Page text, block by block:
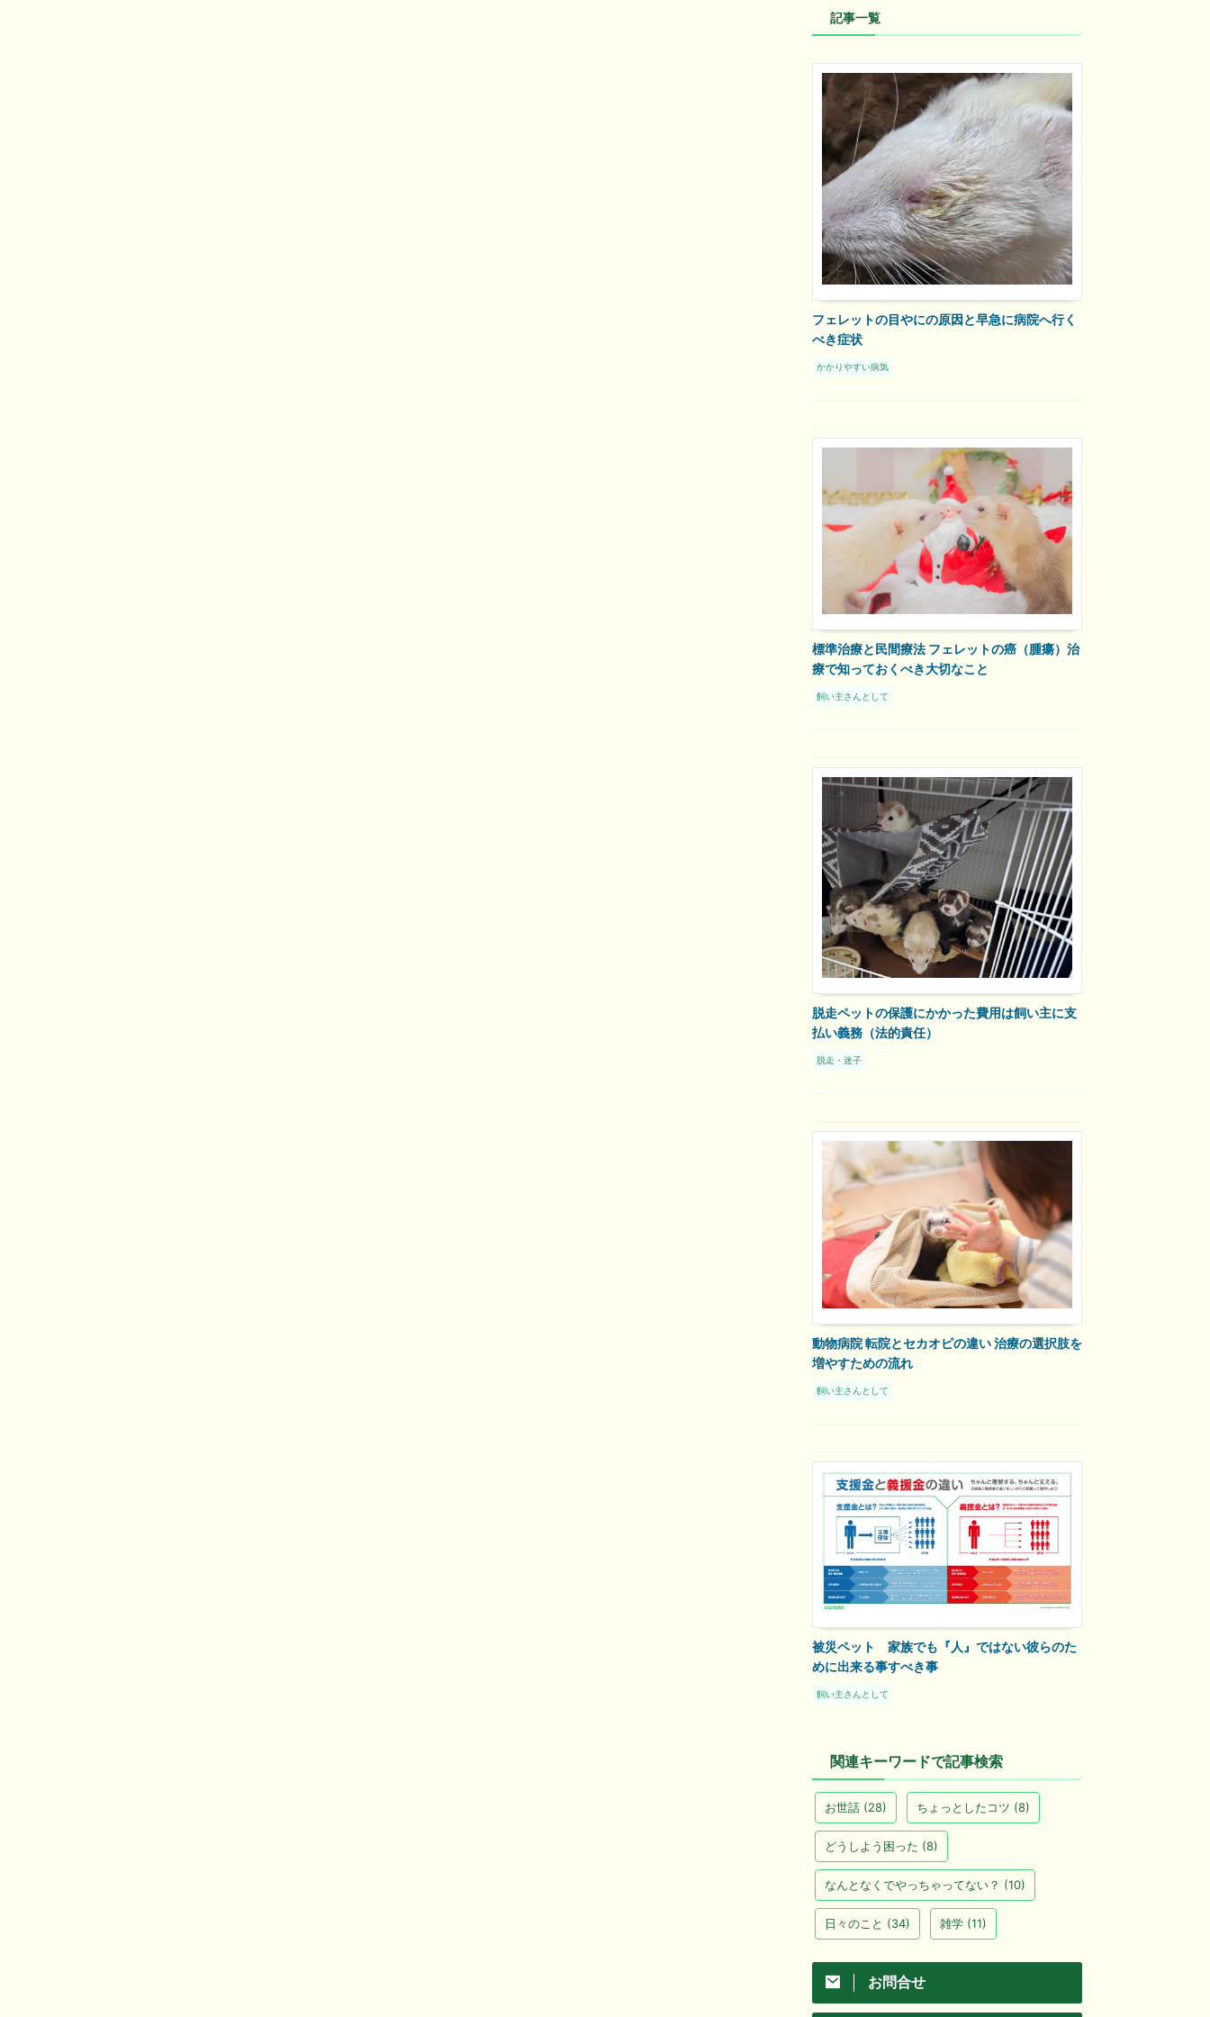
記事一覧
フェレットの目やにの原因と早急に病院へ行く
べき症状
かかりやすい病気
標準治療と民間療法 フェレットの癌（腫瘍）治
療で知っておくべき大切なこと
飼い主さんとして
脱走ペットの保護にかかった費用は飼い主に支
払い義務（法的責任）
脱走・迷子
動物病院 転院とセカオピの違い 治療の選択肢を
増やすための流れ
飼い主さんとして
被災ペット 家族でも『人』ではない彼らのた
めに出来る事すべき事
飼い主さんとして
関連キーワードで記事検索
お世話 (28) ちょっとしたコツ (8)
どうしよう困った (8)
なんとなくでやっちゃってない？ (10)
日々のこと (34) 雑学 (11)
お問合せ